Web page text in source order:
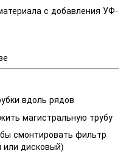
с добавления УФ-
вдоль рядов
магистральную трубу
смонтировать фильтр
дисковый)